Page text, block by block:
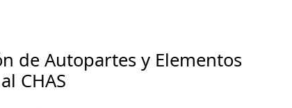
de Autopartes y Elementos
CHAS